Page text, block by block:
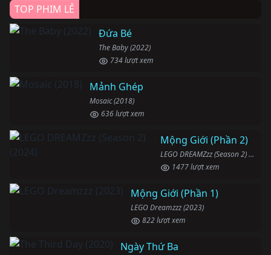
TOP PHIM LẺ
Đứa Bé
The Baby (2022)
734 lượt xem
Mảnh Ghép
Mosaic (2018)
636 lượt xem
Mộng Giới (Phần 2)
LEGO DREAMZzz (Season 2) (2024)
1477 lượt xem
Mộng Giới (Phần 1)
LEGO Dreamzzz (2023)
822 lượt xem
Ngày Thứ Ba